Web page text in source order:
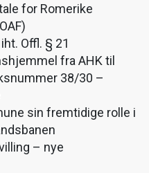
for Romerike
Offl. § 21
fra AHK til
38/30 –
sin fremtidige rolle i
– nye